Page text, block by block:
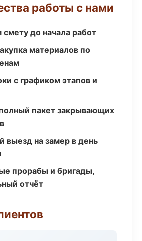
работы с нами
до начала работ
материалов по
с графиком этапов и
пакет закрывающих
выезд на замер в день
прорабы и бригады,
отчёт